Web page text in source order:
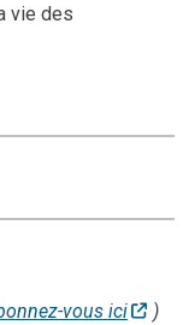
vie des
vous ici )